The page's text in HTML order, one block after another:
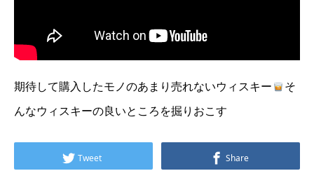
期待して購入したモノのあまり売れないウィスキー
そ
んなウィスキーの良いところを掘りおこす
Tweet Share